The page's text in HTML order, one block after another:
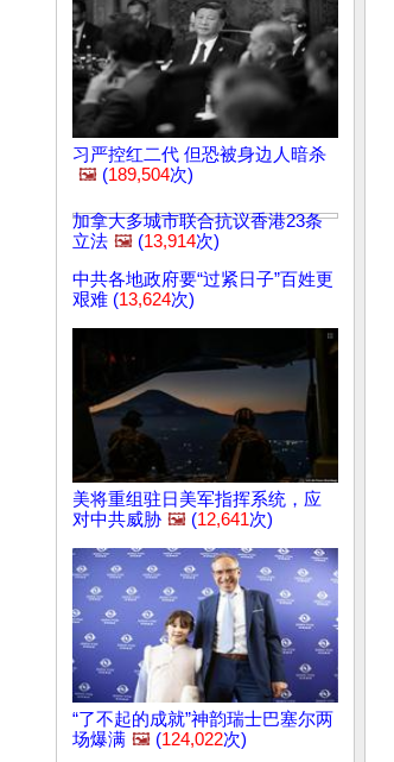
习严控红二代 但恐被身边人暗杀
🖼️ (189,504次)
加拿大多城市联合抗议香港23条
立法 🖼️ (13,914次)
中共各地政府要“过紧日子”百姓更
艰难 (13,624次)
美将重组驻日美军指挥系统，应
对中共威胁 🖼️ (12,641次)
“了不起的成就”神韵瑞士巴塞尔两
场爆满 🖼️ (124,022次)